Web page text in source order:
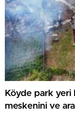
Köyde park yeri
meskenini ve